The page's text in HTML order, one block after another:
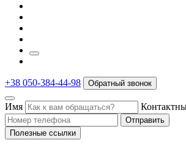
+38 050-384-44-98 Обратный звонок
Имя
Отправить
Полезные ссылки